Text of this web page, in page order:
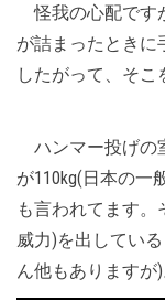
怪我の心配です
が詰まったときに
したがって、そこ
ハンマー投げの
が110kg(日本の一
も言われてます
威力)を出してい
ん他もありますが)